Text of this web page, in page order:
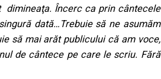
dimineaţa. Încerc ca prin cântecele
dată…Trebuie să ne asumăm
să mai arăt publicului că am voce,
de cântece pe care le scriu. Fără